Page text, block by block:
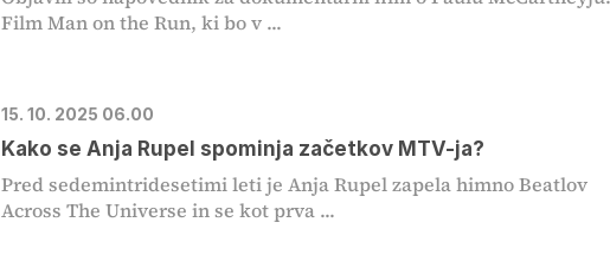
Film Man on the Run, ki bo v ...
15. 10. 2025 06.00
Kako se Anja Rupel spominja začetkov MTV-ja?
Pred sedemintridesetimi leti je Anja Rupel zapela himno Beatlov
Across The Universe in se kot prva ...